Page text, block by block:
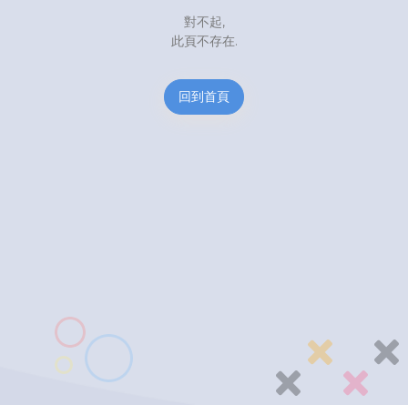
對不起,
此頁不存在.
回到首頁